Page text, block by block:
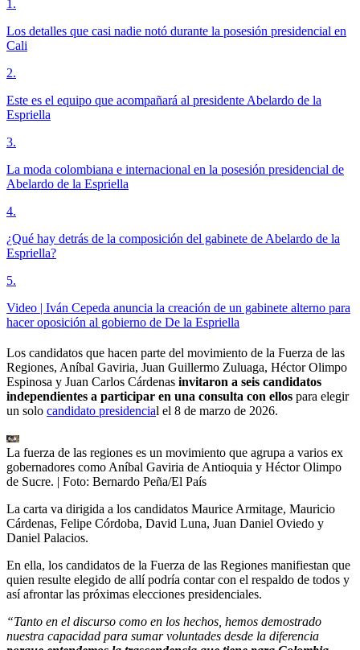
1 .
Los detalles que casi nadie notó durante la posesión presidencial en
Cali
2.
Este es el equipo que acompañará al presidente Abelardo de la
Espriella
3.
La moda colombiana e internacional en la posesión presidencial de
Abelardo de la Espriella
4.
¿Qué hay detrás de la composición del gabinete de Abelardo de la
Espriella?
5.
Video | Iván Cepeda anuncia la creación de un gabinete alterno para
hacer oposición al gobierno de De la Espriella
Los candidatos que hacen parte del movimiento de la Fuerza de las
Regiones, Aníbal Gaviria, Juan Guillermo Zuluaga, Héctor Olimpo
Espinosa y Juan Carlos Cárdenas invitaron a seis candidatos
independientes a participar en una consulta con ellos para elegir
un solo candidato presidencial el 8 de marzo de 2026.
La fuerza de las regiones es un movimiento que agrupa a varios ex
gobernadores como Aníbal Gaviria de Antioquia y Héctor Olimpo
de Sucre. | Foto: Bernardo Peña/El País
La carta va dirigida a los candidatos Maurice Armitage, Mauricio
Cárdenas, Felipe Córdoba, David Luna, Juan Daniel Oviedo y
Daniel Palacios.
En ella, los candidatos de la Fuerza de las Regiones manifiestan que
quien resulte elegido de allí podría contar con el respaldo de todos y
así afrontar las próximas elecciones presidenciales.
“Tanto en el discurso como en los hechos, hemos demostrado
nuestra capacidad para sumar voluntades desde la diferencia